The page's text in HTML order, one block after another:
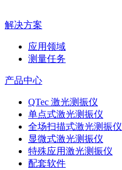
解决方案
应用领域
测量任务
产品中心
QTec 激光测振仪
单点式激光测振仪
全场扫描式激光测振仪
显微式激光测振仪
特殊应用激光测振仪
配套软件